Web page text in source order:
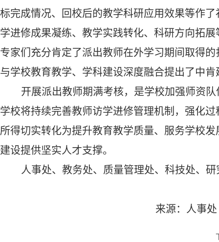
标完成情况、回校后的教学科研应用效果等作了
学进修成果凝练、教学实践转化、科研方向拓
专家们充分肯定了派出教师在外学习期间取得
与学校教育教学、学科建设深度融合提出了中肯
开展派出教师期满考核，是学校加强师资
学校将持续完善教师访学进修管理机制，强化
所得切实转化为提升教育教学质量、服务学校
建设提供坚实人才支撑。
人事处、教务处、质量管理处、科技处、 研
来源：人事处